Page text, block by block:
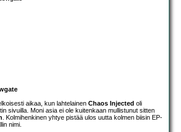
aikaa, kun lahtelainen Chaos Injected oli
sivuilla. Moni asia ei ole kuitenkaan mullistunut sitten
. Kolmihenkinen yhtye pistää ulos uutta kolmen biisin EP-
nimi.